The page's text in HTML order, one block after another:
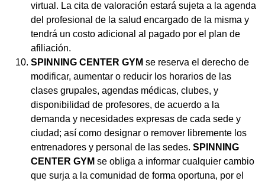
virtual. La cita de valoración estará sujeta a la agenda
del profesional de la salud encargado de la misma y
tendrá un costo adicional al pagado por el plan de
afiliación.
SPINNING CENTER GYM se reserva el derecho de
modificar, aumentar o reducir los horarios de las
clases grupales, agendas médicas, clubes, y
disponibilidad de profesores, de acuerdo a la
demanda y necesidades expresas de cada sede y
ciudad; así como designar o remover libremente los
entrenadores y personal de las sedes. SPINNING
CENTER GYM se obliga a informar cualquier cambio
que surja a la comunidad de forma oportuna, por el